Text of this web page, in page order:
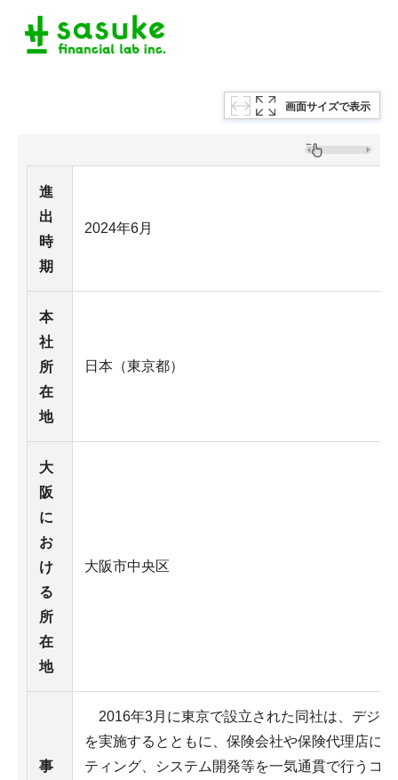
画面サイズで表示
進
出
時
期
2024年6月
本
社
所
在
地
日本（東京都）
大
阪
に
お
け
る
所
在
地
大阪市中央区
事
2016年3月に東京で設立された同社は、デジ
を実施するとともに、保険会社や保険代理店に
ティング、システム開発等を一気通貫で行うコ